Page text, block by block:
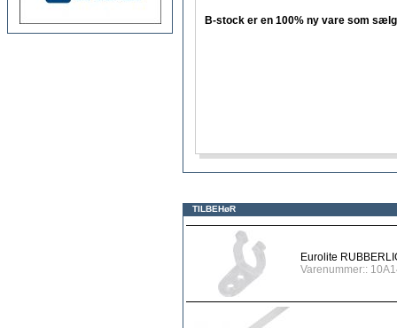
B-stock er en 100% ny vare som
TILBEHøR
Eurolite
Varenummer::